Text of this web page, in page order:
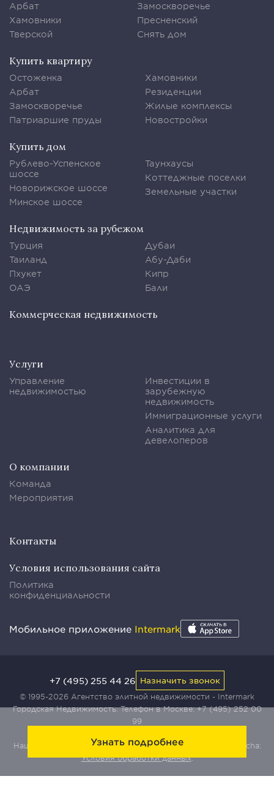
Узнать подробнее
Арбат
Хамовники
Тверской
Замоскворечье
Пресненский
Снять дом
Купить квартиру
Остоженка
Арбат
Замоскворечье
Патриаршие пруды
Хамовники
Резиденции
Жилые комплексы
Новостройки
Купить дом
Рублево-Успенское
шоссе
Новорижское шоссе
Минское шоссе
Таунхаусы
Коттеджные поселки
Земельные участки
Недвижимость за рубежом
Турция
Таиланд
Пхукет
ОАЭ
Дубаи
Абу-Даби
Кипр
Бали
Коммерческая недвижимость
Услуги
Управление
недвижимостью
Инвестиции в
зарубежную
недвижимость
Иммиграционные услуги
Аналитика для
девелоперов
О компании
Команда
Мероприятия
Контакты
Условия использования сайта
Политика
конфиденциальности
Мобильное приложение Intermark
© 1995-2026 Агентство элитной недвижимости - Intermark
Городская Недвижимость. Телефон в Москве:+7 (495) 252 00
99
Наш сайт защищен с помощью сервиса Yandex SmartCaptcha:
Условия обработки данных.
+7 (495) 255 44 26 Назначить звонок